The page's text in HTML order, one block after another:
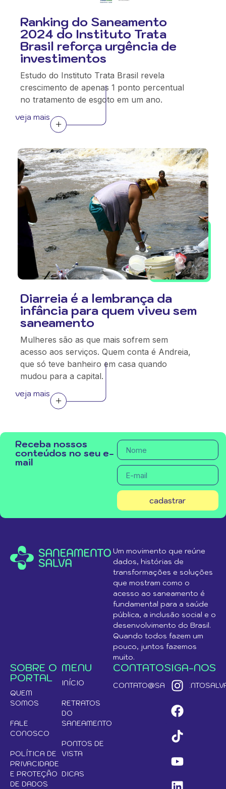
Ranking do Saneamento
2024 do Instituto Trata
Brasil reforça urgência de
investimentos
Estudo do Instituto Trata Brasil revela
crescimento de apenas 1 ponto percentual
no tratamento de esgoto em um ano.
veja mais
Diarreia é a lembrança da
infância para quem viveu sem
saneamento
Mulheres são as que mais sofrem sem
acesso aos serviços. Quem conta é Andreia,
que só teve banheiro em casa quando
mudou para a capital.
veja mais
Receba nossos
conteúdos no seu e-
mail
cadastrar
Um movimento que reúne
dados, histórias de
transformações e soluções
que mostram como o
acesso ao saneamento é
fundamental para a saúde
pública, a inclusão social e o
desenvolvimento do Brasil.
Quando todos fazem um
pouco, juntos fazemos
muito.
SOBRE O
PORTAL
QUEM
SOMOS
FALE
CONOSCO
POLÍTICA DE
PRIVACIDADE
E PROTEÇÃO
DE DADOS
MENU
INÍCIO
RETRATOS
DO
SANEAMENTO
PONTOS DE
VISTA
DICAS
CONTATOSIGA-NOS